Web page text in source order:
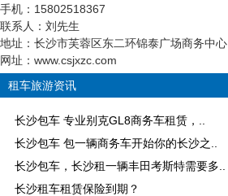
手机：15802518367
联系人：刘先生
地址：长沙市芙蓉区东二环锦泰广场商务中心
网址：www.csjxzc.com
租车旅游资讯
长沙包车 专业别克GL8商务车租赁，..
长沙包车 包一辆商务车开始你的长沙之..
长沙包车，长沙租一辆丰田考斯特需要多..
长沙租车租赁保险到期？